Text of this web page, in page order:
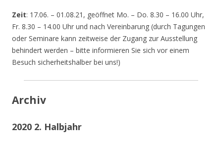
Zeit: 17.06. – 01.08.21, geöffnet Mo. – Do. 8.30 – 16.00 Uhr,
Fr. 8.30 – 14.00 Uhr und nach Vereinbarung (durch Tagungen
oder Seminare kann zeitweise der Zugang zur Ausstellung
behindert werden – bitte informieren Sie sich vor einem
Besuch sicherheitshalber bei uns!)
Archiv
2020 2. Halbjahr